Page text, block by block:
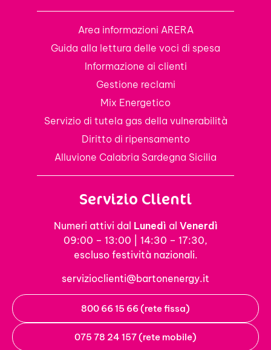
Area informazioni ARERA
Guida alla lettura delle voci di spesa
Informazione ai clienti
Gestione reclami
Mix Energetico
Servizio di tutela gas della vulnerabilità
Diritto di ripensamento
Alluvione Calabria Sardegna Sicilia
Servizio Clienti
Numeri attivi dal Lunedì al Venerdì
09:00 – 13:00 | 14:30 – 17:30,
escluso festività nazionali.
servizioclienti@bartonenergy.it
800 66 15 66 (rete fissa)
075 78 24 157 (rete mobile)